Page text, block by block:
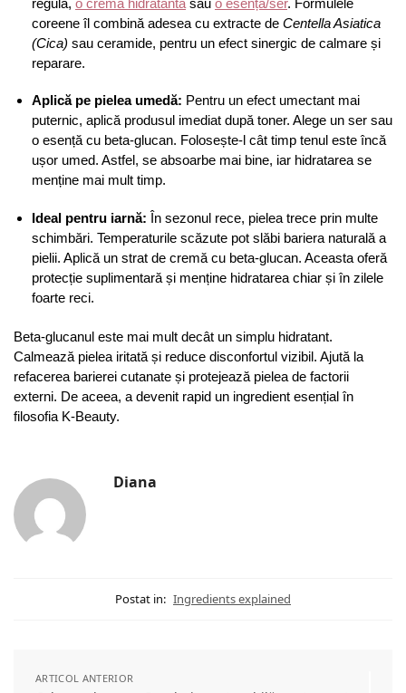
coreene îl combină adesea cu extracte de Centella Asiatica
(Cica) sau ceramide, pentru un efect sinergic de calmare și
reparare.
Aplică pe pielea umedă: Pentru un efect umectant mai
puternic, aplică produsul imediat după toner. Alege un ser sau
o esență cu beta-glucan. Folosește-l cât timp tenul este încă
ușor umed. Astfel, se absoarbe mai bine, iar hidratarea se
menține mai mult timp.
Ideal pentru iarnă: În sezonul rece, pielea trece prin multe
schimbări. Temperaturile scăzute pot slăbi bariera naturală a
pielii. Aplică un strat de cremă cu beta-glucan. Aceasta oferă
protecție suplimentară și menține hidratarea chiar și în zilele
foarte reci.
Beta-glucanul este mai mult decât un simplu hidratant.
Calmează pielea iritată și reduce disconfortul vizibil. Ajută la
refacerea barierei cutanate și protejează pielea de factorii
externi. De aceea, a devenit rapid un ingredient esențial în
filosofia K-Beauty.
Diana
Postat in: Ingredients explained
ARTICOL ANTERIOR